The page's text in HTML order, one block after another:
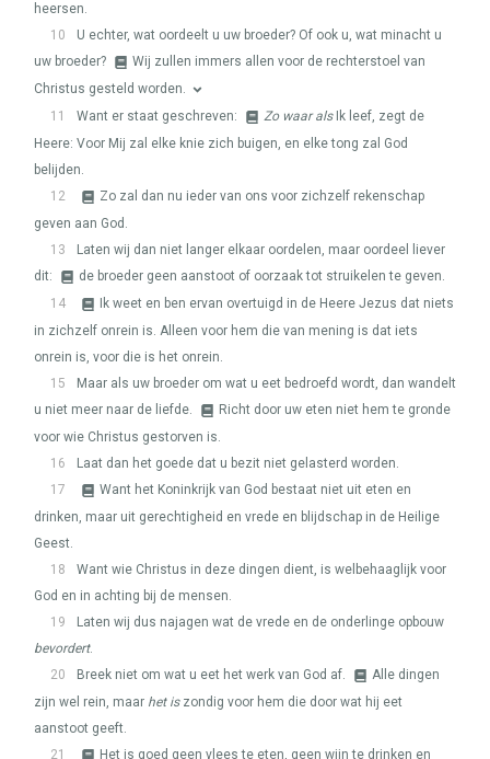
heersen.
10
U echter, wat oordeelt u uw broeder? Of ook u, wat minacht u
uw broeder?
Wij zullen immers allen voor de rechterstoel van
Christus gesteld worden.
11
Want er staat geschreven: Zo waar alsIk leef, zegt de
Heere: Voor Mij zal elke knie zich buigen, en elke tong zal God
belijden.
12
Zo zal dan nu ieder van ons voor zichzelf rekenschap
geven aan God.
13
Laten wij dan niet langer elkaar oordelen, maar oordeel liever
dit:
de broeder geen aanstoot of oorzaak tot struikelen te geven.
14
Ik weet en ben ervan overtuigd in de Heere Jezus dat niets
in zichzelf onrein is. Alleen voor hem die van mening is dat iets
onrein is, voor die is het onrein.
15
Maar als uw broeder om wat u eet bedroefd wordt, dan wandelt
u niet meer naar de liefde.
Richt door uw eten niet hem te gronde
voor wie Christus gestorven is.
16
Laat dan het goede dat u bezit niet gelasterd worden.
17
Want het Koninkrijk van God bestaat niet uit eten en
drinken, maar uit gerechtigheid en vrede en blijdschap in de Heilige
Geest.
18
Want wie Christus in deze dingen dient, is welbehaaglijk voor
God en in achting bij de mensen.
19
Laten wij dus najagen wat de vrede en de onderlinge opbouw
bevordert.
20
Breek niet om wat u eet het werk van God af.
Alle dingen
zijn wel rein, maar het iszondig voor hem die door wat hij eet
aanstoot geeft.
21
Het is goed geen vlees te eten, geen wijn te drinken en